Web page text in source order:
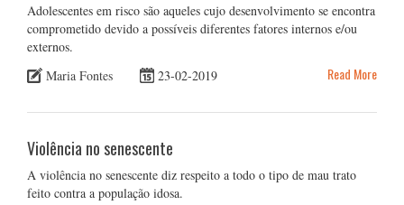
Adolescentes em risco são aqueles cujo desenvolvimento se encontra
comprometido devido a possíveis diferentes fatores internos e/ou
externos.
Maria Fontes
23-02-2019 Read More
Violência no senescente
A violência no senescente diz respeito a todo o tipo de mau trato
feito contra a população idosa.